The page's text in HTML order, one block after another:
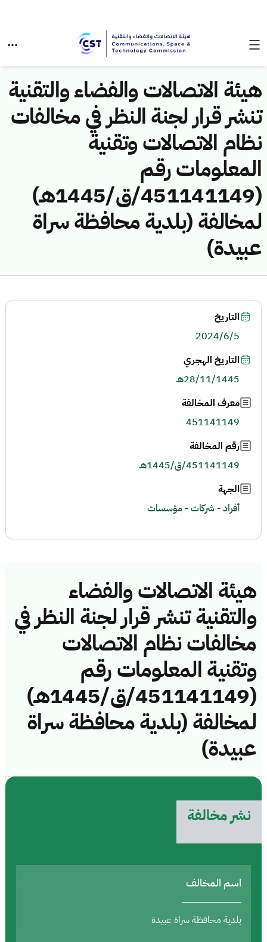
هيئة الاتصالات والفضاء والتقنية
تنشر قرار لجنة النظر في مخالفات
نظام الاتصالات وتقنية
المعلومات رقم
(451141149/ق/1445هـ)
لمخالفة (بلدية محافظة سراة
عبيدة)
هيئة الاتصالات والفضاء
والتقنية تنشر قرار لجنة النظر في
مخالفات نظام الاتصالات
وتقنية المعلومات رقم
(451141149/ق/1445هـ)
لمخالفة (بلدية محافظة سراة
عبيدة)
نشر مخالفة
اسم المخالف
بلدية محافظة سراة عبيدة
التاريخ
2024/6/5
التاريخ الهجري
28/11/1445هـ
معرف المخالفة
451141149
رقم المخالفة
451141149/ق/1445هـ
الجهة
أفراد - شركات - مؤسسات